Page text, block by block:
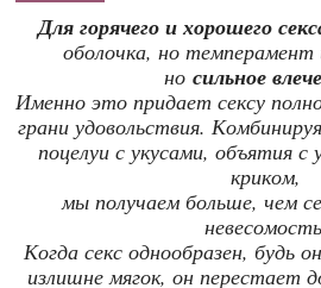
Для горячего и хорошего
оболочка, но темперамент
но сильное
Именно это придает сексу
грани удовольствия.
поцелуи с укусами, объятия
криком,
мы получаем больше, чем
Когда секс однообразен, будь
излишне мягок, он перестает